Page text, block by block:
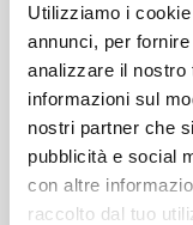
Utilizziamo i
annunci, per
analizzare il nostro
informazioni sul
nostri partner che
pubblicità e social
con altre
raccolto dal tuo
Albosaggia SOF